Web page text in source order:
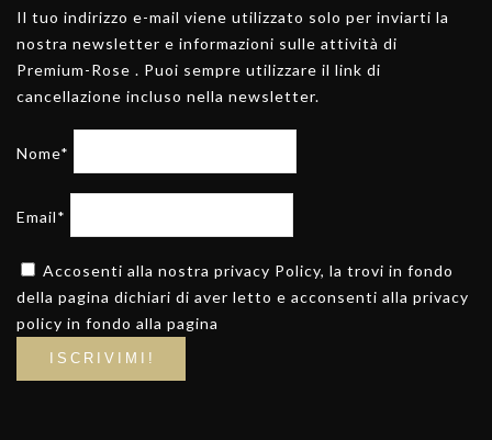
Il tuo indirizzo e-mail viene utilizzato solo per inviarti la
nostra newsletter e informazioni sulle attività di
Premium-Rose . Puoi sempre utilizzare il link di
cancellazione incluso nella newsletter.
Nome*
Email*
Accosenti alla nostra privacy Policy, la trovi in fondo
della pagina dichiari di aver letto e acconsenti alla privacy
policy in fondo alla pagina